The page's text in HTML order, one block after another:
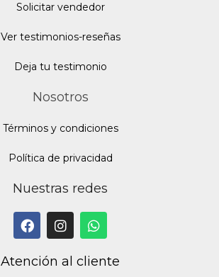
Solicitar vendedor
Ver testimonios-reseñas
Deja tu testimonio
Nosotros
Términos y condiciones
Política de privacidad
Nuestras redes
Atención al cliente